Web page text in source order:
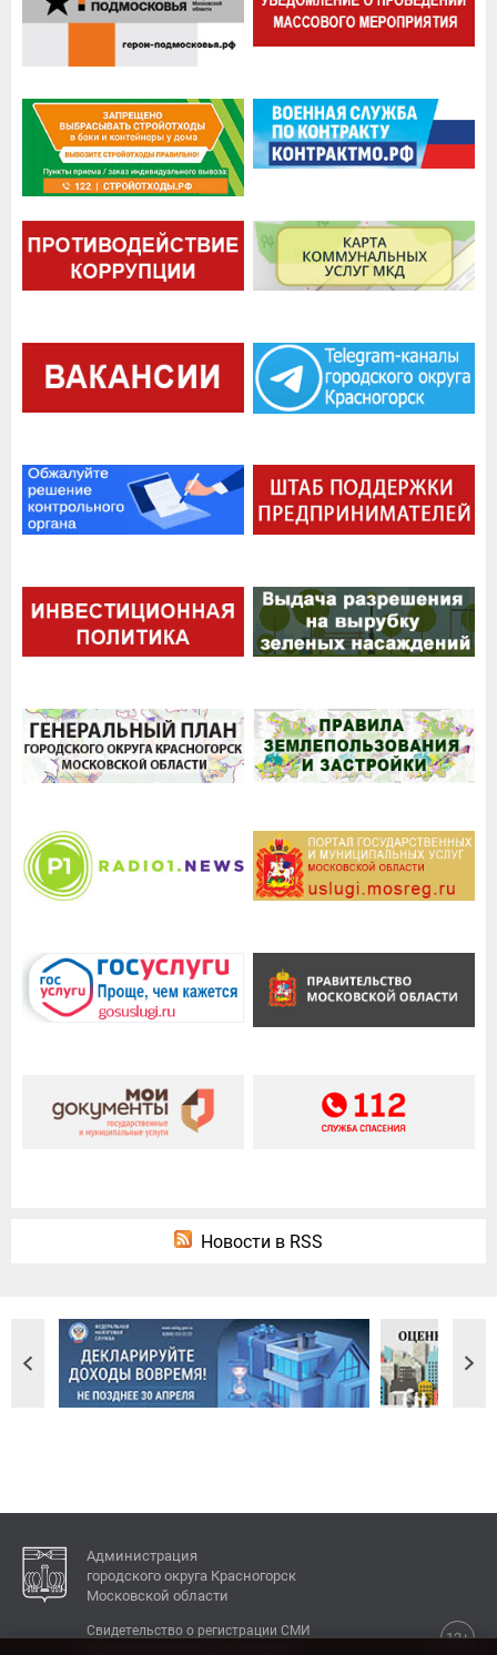
Новости в RSS
Администрация
городского округа Красногорск
Московской области
12+
Свидетельство о регистрации СМИ